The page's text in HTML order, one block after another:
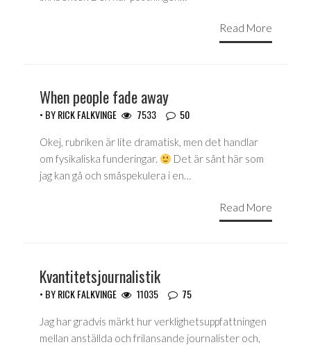
Read More
When people fade away
• BYRICK FALKVINGE 7533 50
Okej, rubriken är lite dramatisk, men det handlar
om fysikaliska funderingar.
Det är sånt här som
jag kan gå och småspekulera i en…
Read More
Kvantitetsjournalistik
• BYRICK FALKVINGE 11035 75
Jag har gradvis märkt hur verklighetsuppfattningen
mellan anställda och frilansande journalister och,